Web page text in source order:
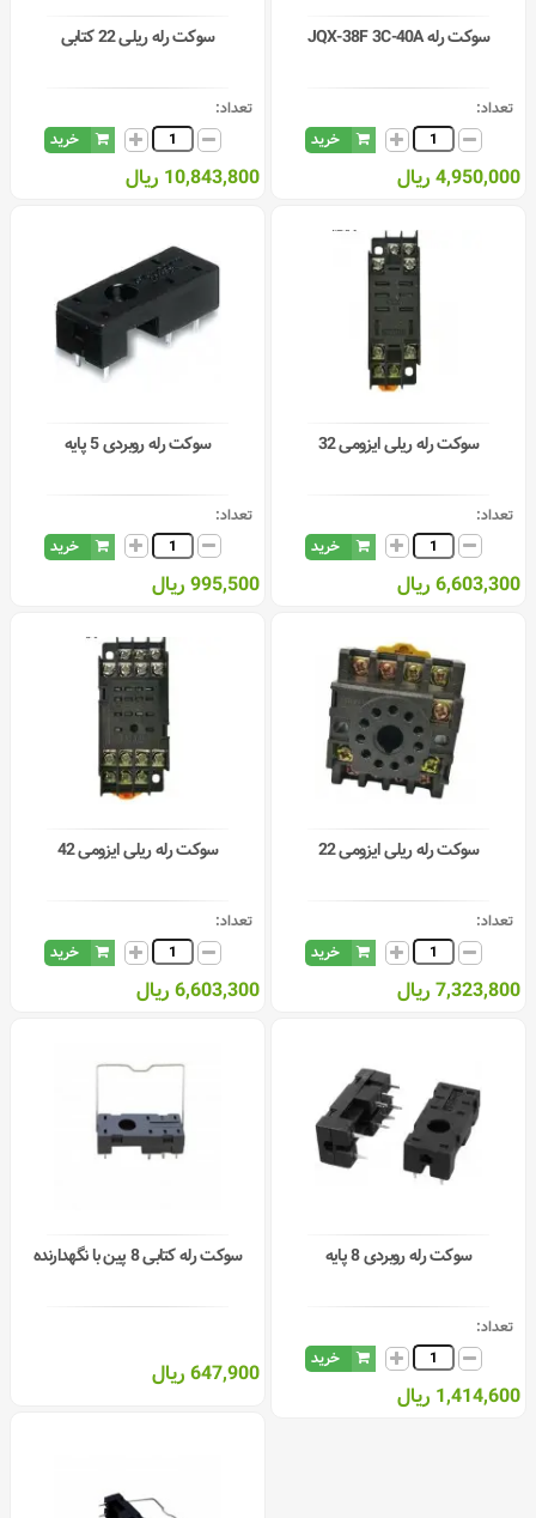
سوکت رله JQX-38F 3C-40A
تعداد:
خرید
4,950,000 ریال
سوکت رله ریلی 22 کتابی
تعداد:
خرید
10,843,800 ریال
سوکت رله ریلی ایزومی 32
تعداد:
خرید
6,603,300 ریال
سوکت رله روبردی 5 پایه
تعداد:
خرید
995,500 ریال
سوکت رله ریلی ایزومی 22
تعداد:
خرید
7,323,800 ریال
سوکت رله ریلی ایزومی 42
تعداد:
خرید
6,603,300 ریال
سوکت رله روبردی 8 پایه
تعداد:
خرید
1,414,600 ریال
سوکت رله کتابی 8 پین با نگهدارنده
647,900 ریال